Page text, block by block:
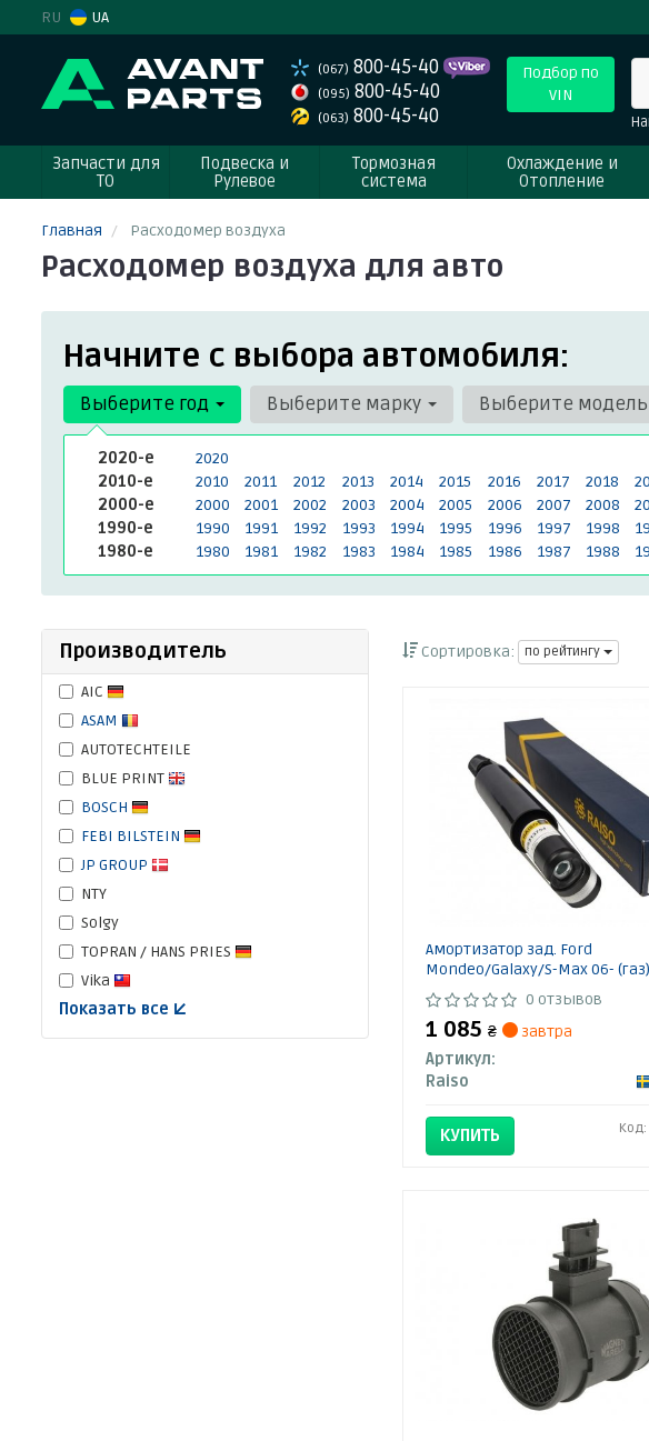
RU UA
(067) 800-45-40
(095) 800-45-40
(063) 800-45-40
Подбор по
VIN
Запчасти для
ТО
Подвеска и
Рулевое
Тормозная
система
Охлаждение и
Отопление
Главная Расходомер воздуха
Расходомер воздуха для авто
Начните с выбора автомобиля:
Выберите год
2020-е
2020
2010-е
2010 2011 2012 2013 2014 2015 2016 2017 2018
2000-е
2000 2001 2002 2003 2004 2005 2006 2007 2008
1990-е
1990 1991 1992 1993 1994 1995 1996 1997 1998
1980-е
1980 1981 1982 1983 1984 1985 1986 1987 1988
Выберите марку Выберите модель
Производитель
AIC
ASAM
AUTOTECHTEILE
BLUE PRINT
BOSCH
FEBI BILSTEIN
JP GROUP
NTY
Solgy
TOPRAN / HANS PRIES
Vika
Показать все ↓
Сортировка: по рейтингу
Амортизатор зад. Ford
Mondeo/Galaxy/S-Max 06- (газ)
0 отзывов
1 085 ₴
завтра
Артикул:
Raiso
КУПИТЬ Код: